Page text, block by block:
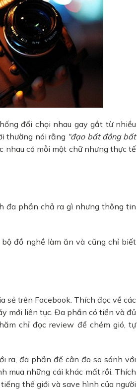
đối chọi nhau gay gắt từ nhiều
thường nói rằng “đạo bất đồng bất
nhau có mỗi một chữ nhưng thực tế
đa phần chả ra gì nhưng thông tin
đồ nghề làm ăn và cũng chỉ biết
sẻ trên Facebook. Thích đọc về các
mới liên tục. Đa phần có tiền và đủ
chỉ đọc review để chém gió, tự
ra, đa phần để cân đo so sánh với
mua những cái khác mất rồi. Thích
thế giới và save hình của người